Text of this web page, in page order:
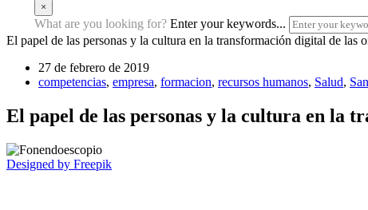
×
What are you looking for? Enter your keywords...
El papel de las personas y la cultura en la transformación digital de las
27 de febrero de 2019
competencias, empresa, formacion, recursos humanos, Salud,
El papel de las personas y la cultura en la
Designed by Freepik